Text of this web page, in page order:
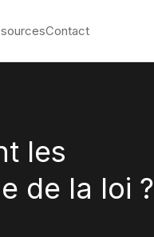
Contact
les
de la loi ?